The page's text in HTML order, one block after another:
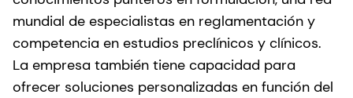
mundial de especialistas en reglamentación y
competencia en estudios preclínicos y clínicos.
La empresa también tiene capacidad para
ofrecer soluciones personalizadas en función del